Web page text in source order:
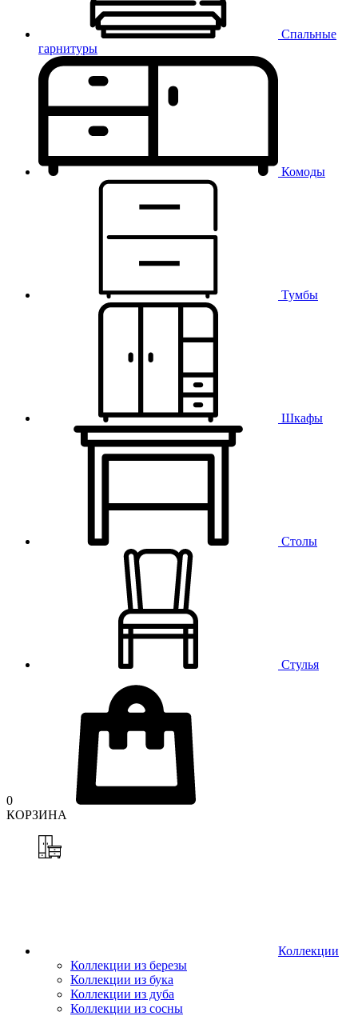
Спальные
гарнитуры
Комоды
Тумбы
Шкафы
Столы
Стулья
0
КОРЗИНА
Коллекции
Коллекции из березы
Коллекции из бука
Коллекции из дуба
Коллекции из сосны